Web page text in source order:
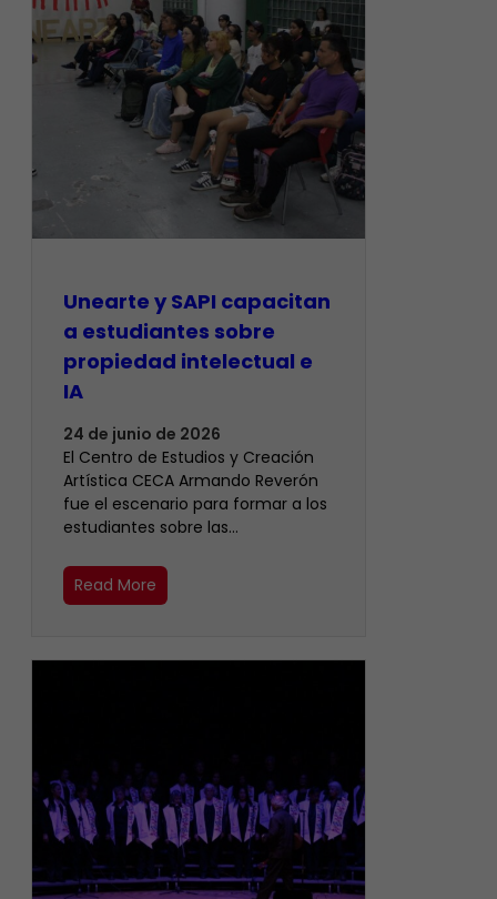
Unearte y SAPI capacitan
a estudiantes sobre
propiedad intelectual e
IA
24 de junio de 2026
El Centro de Estudios y Creación
Artística CECA Armando Reverón
fue el escenario para formar a los
estudiantes sobre las…
Read More